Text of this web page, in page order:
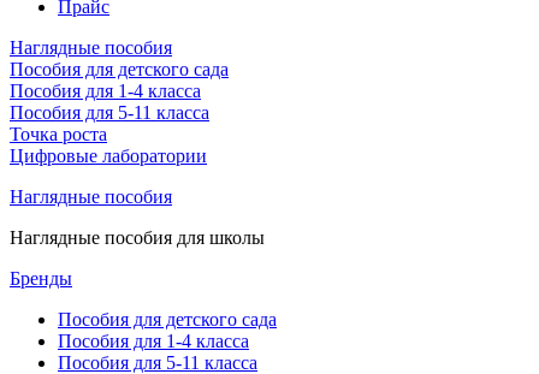
Прайс
Наглядные пособия
Пособия для детского сада
Пособия для 1-4 класса
Пособия для 5-11 класса
Точка роста
Цифровые лаборатории
Наглядные пособия
Наглядные пособия для школы
Бренды
Пособия для детского сада
Пособия для 1-4 класса
Пособия для 5-11 класса